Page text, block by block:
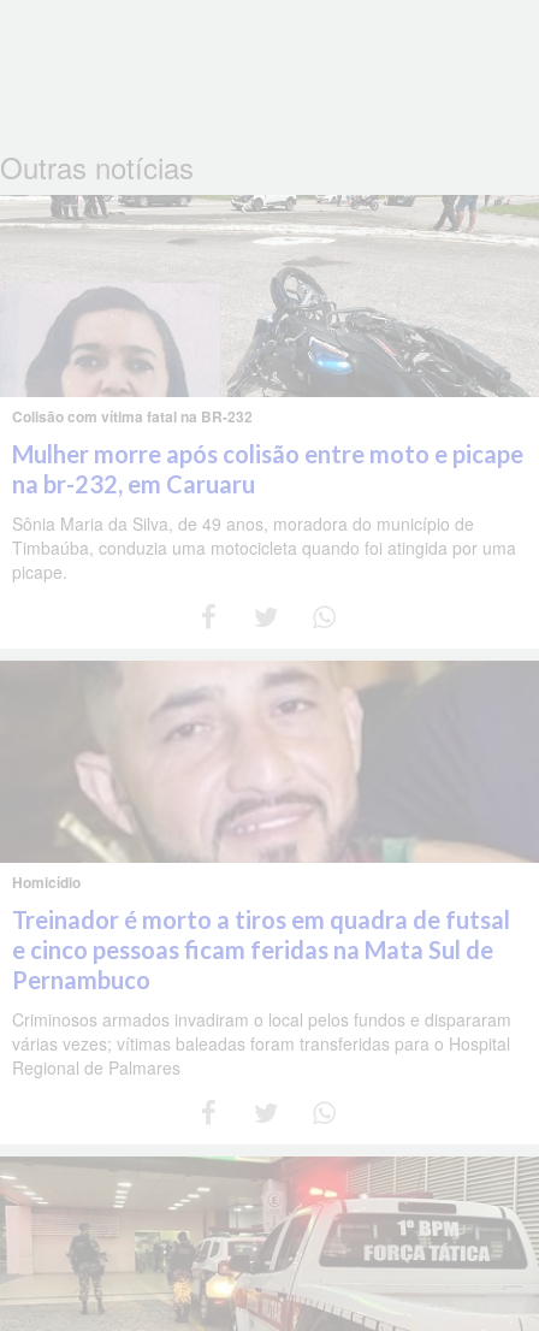
Outras notícias
Colisão com vítima fatal na BR-232
Mulher morre após colisão entre moto e picape
na br-232, em Caruaru
Sônia Maria da Silva, de 49 anos, moradora do município de
Timbaúba, conduzia uma motocicleta quando foi atingida por uma
picape.
Homicídio
Treinador é morto a tiros em quadra de futsal
e cinco pessoas ficam feridas na Mata Sul de
Pernambuco
Criminosos armados invadiram o local pelos fundos e dispararam
várias vezes; vítimas baleadas foram transferidas para o Hospital
Regional de Palmares